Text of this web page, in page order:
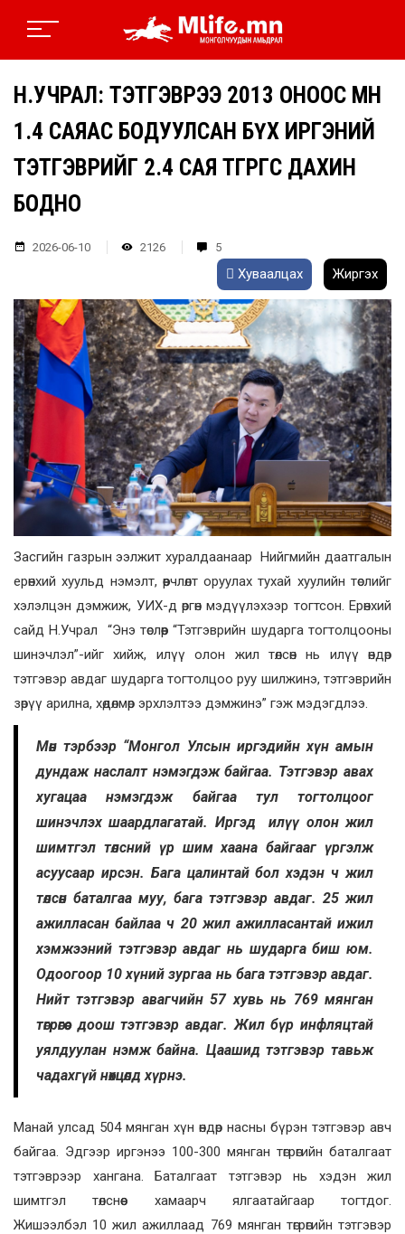
Н.УЧРАЛ: ТЭТГЭВРЭЭ 2013 ОНООС ӨМНӨ
1.4 САЯАС БОДУУЛСАН БҮХ ИРГЭНИЙ
ТЭТГЭВРИЙГ 2.4 САЯ ТӨГРӨГӨӨС ДАХИН
БОДНО
2026-06-10 2126 5
Хуваалцах Жиргэх
Засгийн газрын ээлжит хуралдаанаар Нийгмийн даатгалын
ерөнхий хуульд нэмэлт, өөрчлөлт оруулах тухай хуулийн төслийг
хэлэлцэн дэмжиж, УИХ-д өргөн мэдүүлэхээр тогтсон. Ерөнхий
сайд Н.Учрал “Энэ төслөөр “Тэтгэврийн шударга тогтолцооны
шинэчлэл”-ийг хийж, илүү олон жил төлсөн нь илүү өндөр
тэтгэвэр авдаг шударга тогтолцоо руу шилжинэ, тэтгэврийн
зөрүү арилна, хөдөлмөр эрхлэлтээ дэмжинэ” гэж мэдэгдлээ.
Мөн тэрбээр “Монгол Улсын иргэдийн хүн амын
дундаж наслалт нэмэгдэж байгаа. Тэтгэвэр авах
хугацаа нэмэгдэж байгаа тул тогтолцоог
шинэчлэх шаардлагатай. Иргэд илүү олон жил
шимтгэл төлсний үр шим хаана байгааг үргэлж
асуусаар ирсэн. Бага цалинтай бол хэдэн ч жил
төлсөн баталгаа муу, бага тэтгэвэр авдаг. 25 жил
ажилласан байлаа ч 20 жил ажилласантай ижил
хэмжээний тэтгэвэр авдаг нь шударга биш юм.
Одоогоор 10 хүний зургаа нь бага тэтгэвэр авдаг.
Нийт тэтгэвэр авагчийн 57 хувь нь 769 мянган
төгрөгөөс доош тэтгэвэр авдаг. Жил бүр инфляцтай
уялдуулан нэмж байна. Цаашид тэтгэвэр тавьж
чадахгүй нөхцөлд хүрнэ.
Манай улсад 504 мянган хүн өндөр насны бүрэн тэтгэвэр авч
байгаа. Эдгээр иргэнээ 100-300 мянган төгрөгийн баталгаат
тэтгэврээр хангана. Баталгаат тэтгэвэр нь хэдэн жил
шимтгэл төлснөөс хамаарч ялгаатайгаар тогтдог.
Жишээлбэл 10 жил ажиллаад 769 мянган төгрөгийн тэтгэвэр